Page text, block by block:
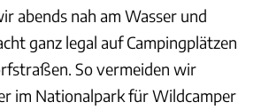
abends nah am Wasser und
ganz legal auf Campingplätzen
So vermeiden wir
im Nationalpark für Wildcamper